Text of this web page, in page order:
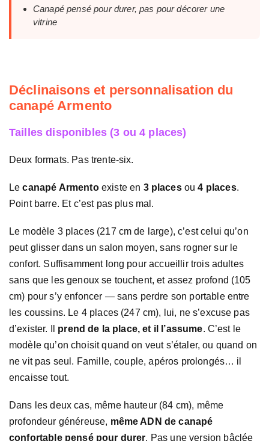
Canapé pensé pour durer, pas pour décorer une
vitrine
Déclinaisons et personnalisation du
canapé Armento
Tailles disponibles (3 ou 4 places)
Deux formats. Pas trente-six.
Lecanapé Armentoexiste en 3 placesou4 places.
Point barre. Et c’est pas plus mal.
Le modèle 3 places (217 cm de large), c’est celui qu’on
peut glisser dans un salon moyen, sans rogner sur le
confort. Suffisamment long pour accueillir trois adultes
sans que les genoux se touchent, et assez profond (105
cm) pour s’y enfoncer — sans perdre son portable entre
les coussins. Le 4 places (247 cm), lui, ne s’excuse pas
d’exister. Il prend de la place, et il l’assume. C’est le
modèle qu’on choisit quand on veut s’étaler, ou quand on
ne vit pas seul. Famille, couple, apéros prolongés… il
encaisse tout.
Dans les deux cas, même hauteur (84 cm), même
profondeur généreuse, même ADN de canapé
confortable pensé pour durer. Pas une version bâclée